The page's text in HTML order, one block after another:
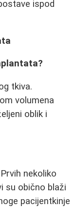
ispod
tkiva.
volumena
oblik i
nekoliko
su obično blaži
pacijentkinje